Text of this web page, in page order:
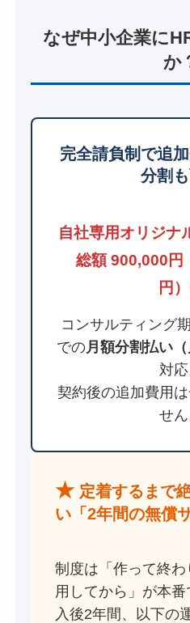
なぜ中小企業に
か
完全請負制で追
分割
自社専用オリジナ
総額 900,000円
円
コンサルティング
での月額分割払い（
対応
契約後の追加費用
せん
★定着するまで
い「2年間の無償
制度は「作って終
用してから」が本
入後2年間、以下の